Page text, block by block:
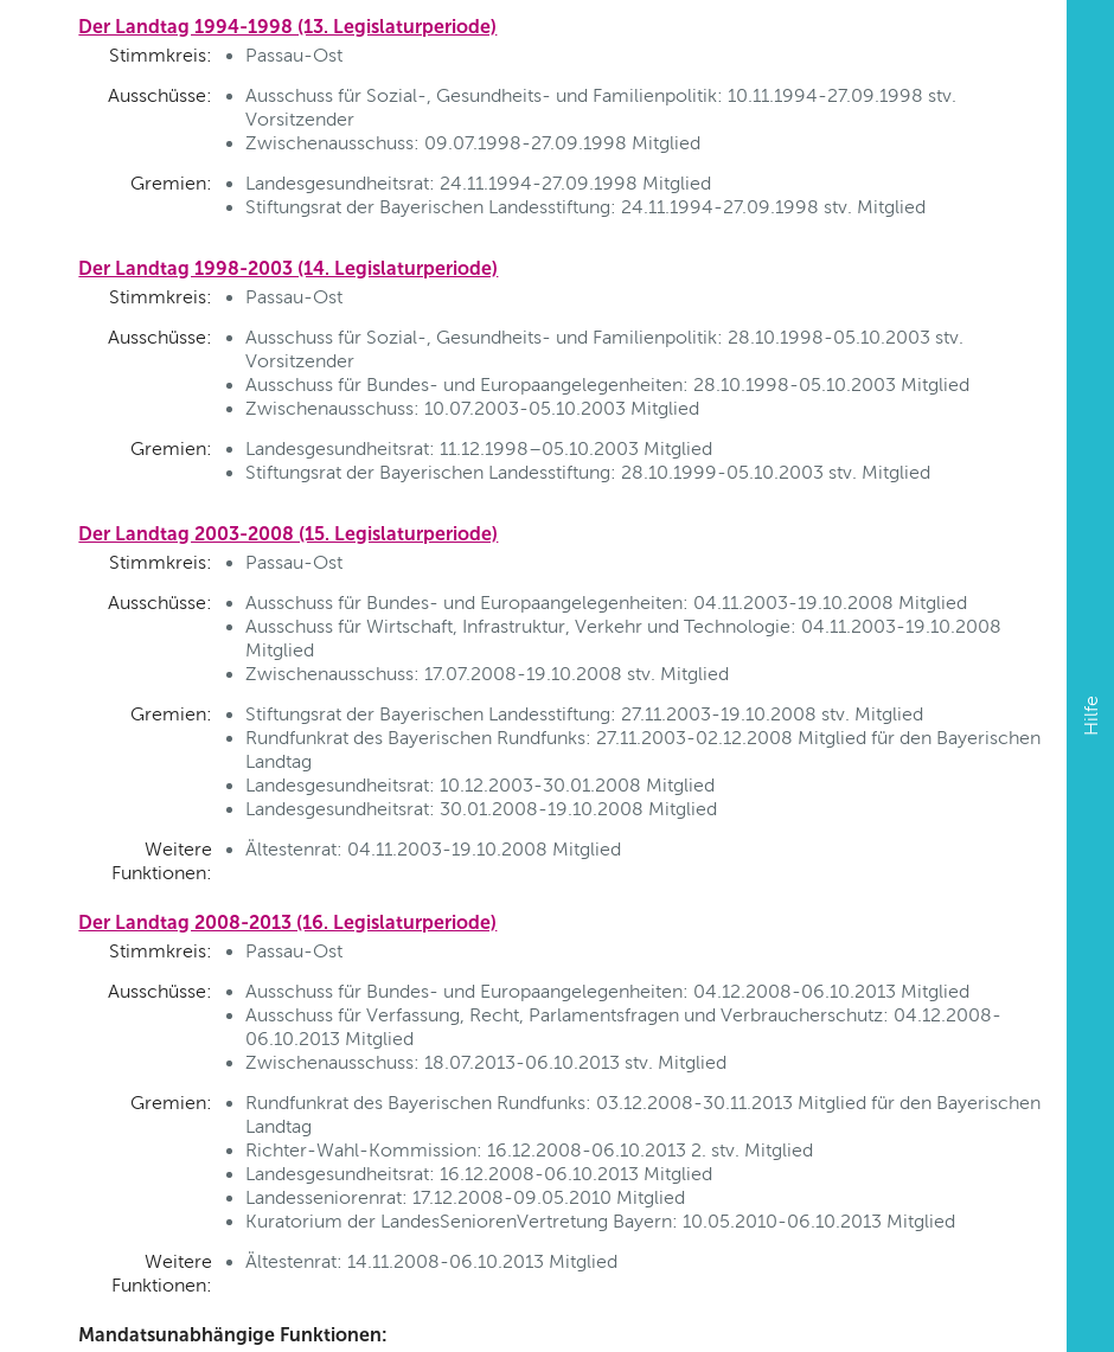
Hilfe
Der Landtag 1994-1998 (13. Legislaturperiode)
Stimmkreis:
Passau-Ost
Ausschüsse:
Ausschuss für Sozial-, Gesundheits- und Familienpolitik: 10.11.1994-27.09.1998 stv.
Vorsitzender
Zwischenausschuss: 09.07.1998-27.09.1998 Mitglied
Gremien:
Landesgesundheitsrat: 24.11.1994-27.09.1998 Mitglied
Stiftungsrat der Bayerischen Landesstiftung: 24.11.1994-27.09.1998 stv. Mitglied
Der Landtag 1998-2003 (14. Legislaturperiode)
Stimmkreis:
Passau-Ost
Ausschüsse:
Ausschuss für Sozial-, Gesundheits- und Familienpolitik: 28.10.1998-05.10.2003 stv.
Vorsitzender
Ausschuss für Bundes- und Europaangelegenheiten: 28.10.1998-05.10.2003 Mitglied
Zwischenausschuss: 10.07.2003-05.10.2003 Mitglied
Gremien:
Landesgesundheitsrat: 11.12.1998–05.10.2003 Mitglied
Stiftungsrat der Bayerischen Landesstiftung: 28.10.1999-05.10.2003 stv. Mitglied
Der Landtag 2003-2008 (15. Legislaturperiode)
Stimmkreis:
Passau-Ost
Ausschüsse:
Ausschuss für Bundes- und Europaangelegenheiten: 04.11.2003-19.10.2008 Mitglied
Ausschuss für Wirtschaft, Infrastruktur, Verkehr und Technologie: 04.11.2003-19.10.2008
Mitglied
Zwischenausschuss: 17.07.2008-19.10.2008 stv. Mitglied
Gremien:
Stiftungsrat der Bayerischen Landesstiftung: 27.11.2003-19.10.2008 stv. Mitglied
Rundfunkrat des Bayerischen Rundfunks: 27.11.2003-02.12.2008 Mitglied für den Bayerischen
Landtag
Landesgesundheitsrat: 10.12.2003-30.01.2008 Mitglied
Landesgesundheitsrat: 30.01.2008-19.10.2008 Mitglied
Weitere
Funktionen:
Ältestenrat: 04.11.2003-19.10.2008 Mitglied
Der Landtag 2008-2013 (16. Legislaturperiode)
Stimmkreis:
Passau-Ost
Ausschüsse:
Ausschuss für Bundes- und Europaangelegenheiten: 04.12.2008-06.10.2013 Mitglied
Ausschuss für Verfassung, Recht, Parlamentsfragen und Verbraucherschutz: 04.12.2008-
06.10.2013 Mitglied
Zwischenausschuss: 18.07.2013-06.10.2013 stv. Mitglied
Gremien:
Rundfunkrat des Bayerischen Rundfunks: 03.12.2008-30.11.2013 Mitglied für den Bayerischen
Landtag
Richter-Wahl-Kommission: 16.12.2008-06.10.2013 2. stv. Mitglied
Landesgesundheitsrat: 16.12.2008-06.10.2013 Mitglied
Landesseniorenrat: 17.12.2008-09.05.2010 Mitglied
Kuratorium der LandesSeniorenVertretung Bayern: 10.05.2010-06.10.2013 Mitglied
Weitere
Funktionen:
Ältestenrat: 14.11.2008-06.10.2013 Mitglied
Mandatsunabhängige Funktionen: